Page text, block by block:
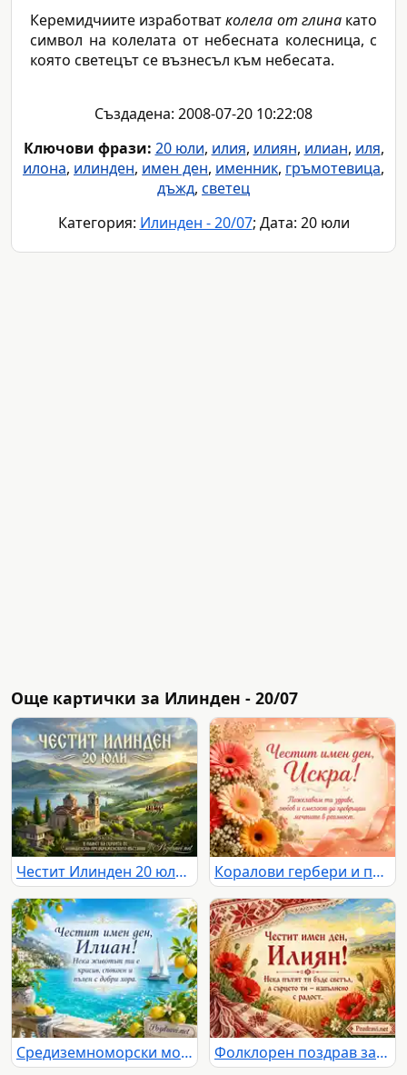
Керемидчиите изработватколела от глинакато
символ на колелата от небесната колесница, с
която светецът се възнесъл към небесата.
Създадена: 2008-07-20 10:22:08
Ключови фрази: 20 юли, илия, илиян, илиан, иля,
илона, илинден, имен ден, именник, гръмотевица,
дъжд, светец
Категория: Илинден - 20/07; Дата: 20 юли
Още картички за Илинден - 20/07
Честит Илинден 20 юли: Български пейзаж, църква и народни носии в памет на Илинденско-Преображенското въстание. Коралови гербери и пожелание за имен ден на Искра
Средиземноморски морски поздрав за Илиан по случай Илинден Фолклорен поздрав за имен ден на Илиян с макове, жито и български шевици